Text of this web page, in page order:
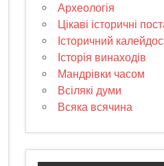
Археологія
Цікаві історичні
Історичний
Історія винаходів
Мандрівки часом
Всілякі думи
Всяка всячина